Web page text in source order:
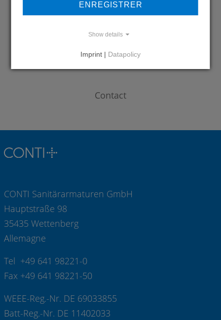
DO YOU HAVE QUESTIONS?
Contact
CONTI Sanitärarmaturen GmbH
Hauptstraße 98
35435 Wettenberg
Allemagne
Tel +49 641 98221-0
Fax +49 641 98221-50
WEEE-Reg.-Nr. DE 69033855
Batt-Reg.-Nr. DE 11402033
ENREGISTRER
Show details
Imprint | Datapolicy